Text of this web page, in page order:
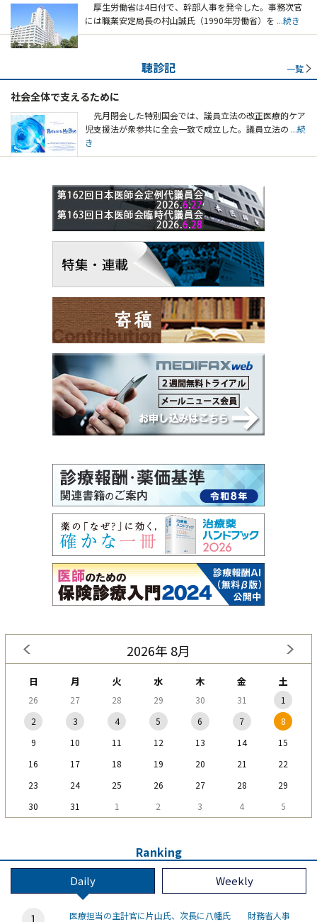
厚生労働省は4日付で、幹部人事を発令した。事務次官
には職業安定局長の村山誠氏（1990年労働省）を ...続き
聴診記 一覧
社会全体で支えるために
先月閉会した特別国会では、議員立法の改正医療的ケア
児支援法が衆参共に全会一致で成立した。議員立法の ...続
き
2026年 8月
日 月 火 水 木 金 土
26 27 28 29 30 31
1
2
3 4 5 6 7
8
9
10 11 12 13 14
15
16
17 18 19 20 21
22
23
24 25 26 27 28
29
30
31 1 2 3 4 5
Ranking
Daily Weekly
医療担当の主計官に片山氏、次長に八幡氏 財務省人事